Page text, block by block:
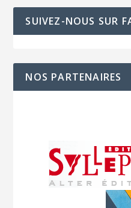
SUIVEZ-NOUS SUR
NOS PARTENAIRES